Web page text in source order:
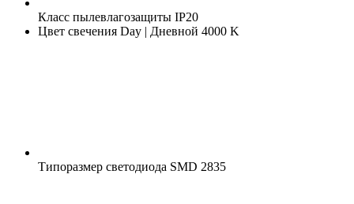
Класс пылевлагозащиты IP20
Цвет свечения Day | Дневной 4000 K
Типоразмер светодиода SMD 2835